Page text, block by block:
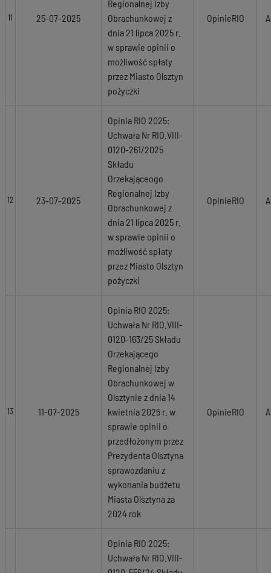
11 25-07-2025
Regionalnej Izby
Obrachunkowej z
dnia 21 lipca 2025 r.
w sprawie opinii o
możliwość spłaty
przez Miasto Olsztyn
pożyczki
OpinieRIO
12 23-07-2025
Opinia RIO 2025:
Uchwała Nr RIO.VIII-
0120-261/2025
Składu
Orzekająceogo
Regionalnej Izby
Obrachunkowej z
dnia 21 lipca 2025 r.
w sprawie opinii o
możliwość spłaty
przez Miasto Olsztyn
pożyczki
OpinieRIO
13 11-07-2025
Opinia RIO 2025:
Uchwała Nr RIO.VIII-
0120-163/25 Składu
Orzekającego
Regionalnej Izby
Obrachunkowej w
Olsztynie z dnia 14
kwietnia 2025 r. w
sprawie opinii o
przedłożonym przez
Prezydenta Olsztyna
sprawozdaniu z
wykonania budżetu
Miasta Olsztyna za
2024 rok
OpinieRIO
Opinia RIO 2025:
Uchwała Nr RIO.VIII-